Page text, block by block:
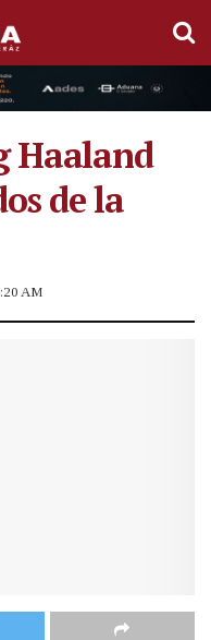
Haaland
de la
AM